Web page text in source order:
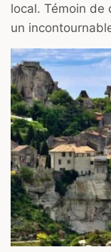
local. Témoin de
un